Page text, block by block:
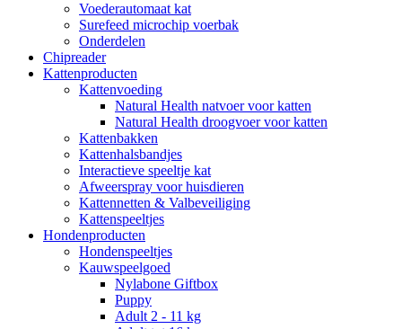
Voederautomaat kat
Surefeed microchip voerbak
Onderdelen
Chipreader
Kattenproducten
Kattenvoeding
Natural Health natvoer voor katten
Natural Health droogvoer voor katten
Kattenbakken
Kattenhalsbandjes
Interactieve speeltje kat
Afweerspray voor huisdieren
Kattennetten & Valbeveiliging
Kattenspeeltjes
Hondenproducten
Hondenspeeltjes
Kauwspeelgoed
Nylabone Giftbox
Puppy
Adult 2 - 11 kg